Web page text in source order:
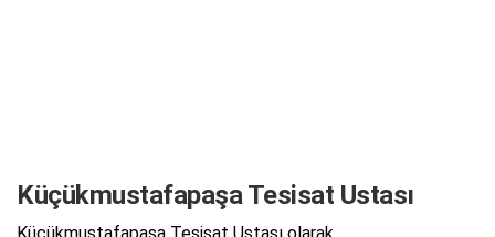
Küçükmustafapaşa Tesisat Ustası